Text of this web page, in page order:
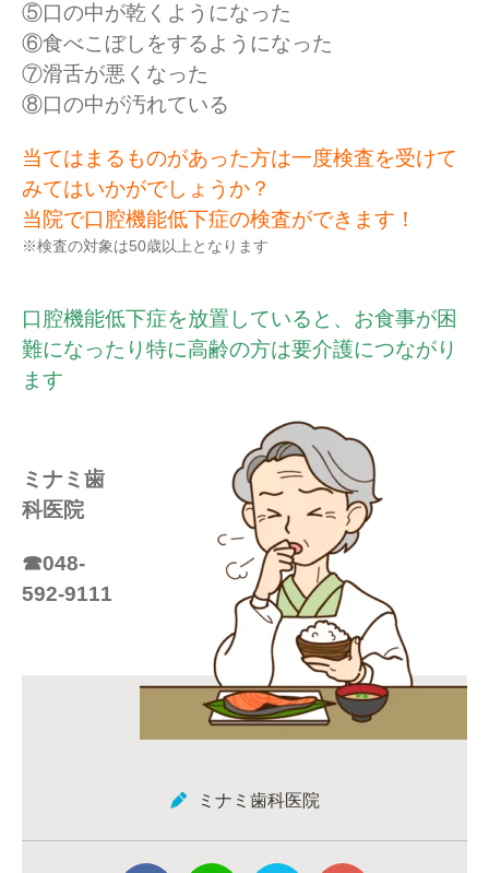
⑤口の中が乾くようになった
⑥食べこぼしをするようになった
⑦滑舌が悪くなった
⑧口の中が汚れている
当てはまるものがあった方は一度検査を受けて
みてはいかがでしょうか？
当院で口腔機能低下症の検査ができます！
※検査の対象は50歳以上となります
口腔機能低下症を放置していると、お食事が困
難になったり特に高齢の方は要介護につながり
ます
ミ ナミ歯
科医院
☎048-
592-9111
ミナミ歯科医院